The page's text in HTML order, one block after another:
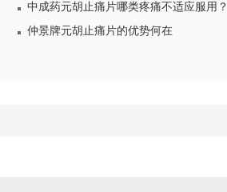
中成药元胡止痛片哪类疼痛不适应服用？
仲景牌元胡止痛片的优势何在